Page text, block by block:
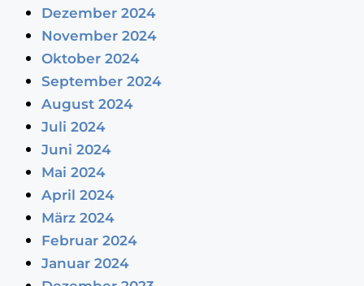
Dezember 2024
November 2024
Oktober 2024
September 2024
August 2024
Juli 2024
Juni 2024
Mai 2024
April 2024
März 2024
Februar 2024
Januar 2024